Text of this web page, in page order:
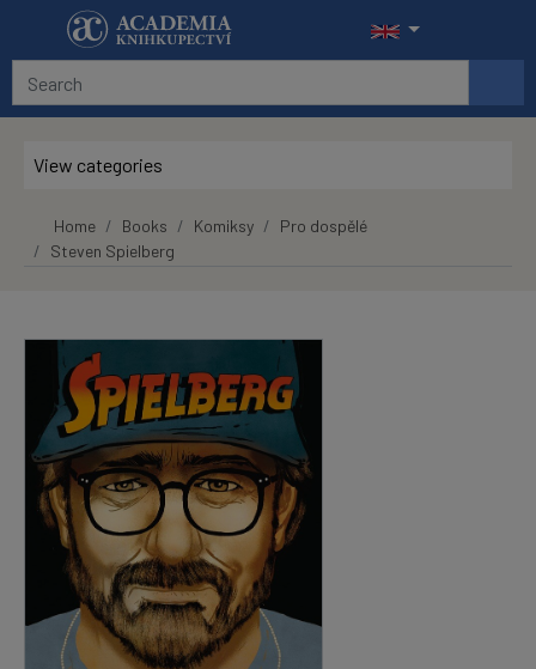
Skip to main content
View categories
Home Books Komiksy
Pro dospělé
Steven Spielberg